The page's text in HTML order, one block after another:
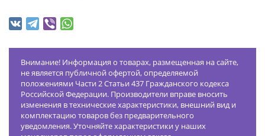
Внимание! Информация о товарах, размещенная на сайте,
не является публичной офертой, определяемой
положениями Части 2 Статьи 437 Гражданского кодекса
Российской Федерации. Производители вправе вносить
изменения в технические характеристики, внешний вид и
комплектацию товаров без предварительного
уведомления. Уточняйте характеристики у наших